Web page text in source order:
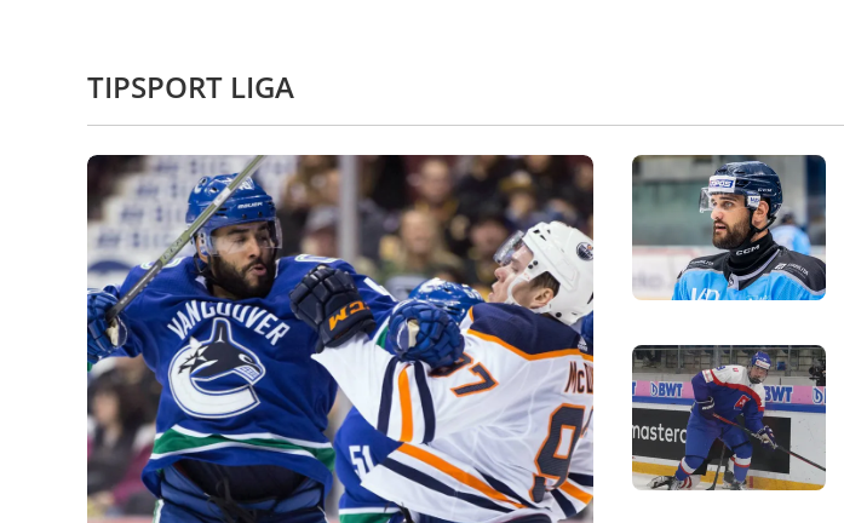
TIPSPORT LIGA